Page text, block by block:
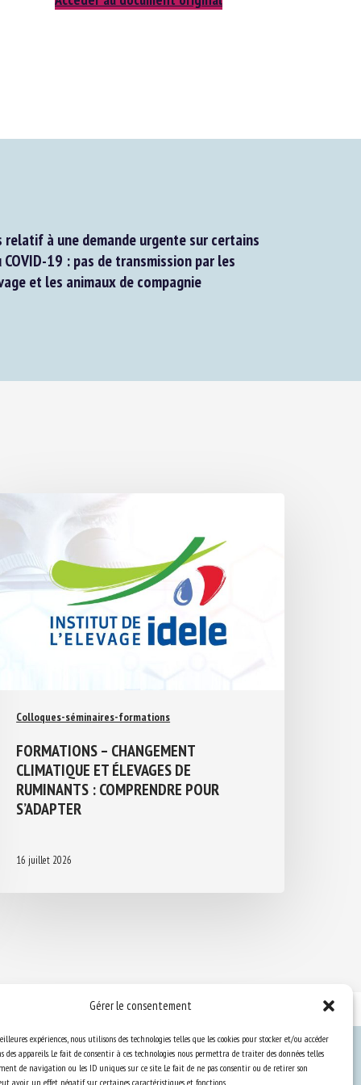
Gérer le consentement
expériences, nous utilisons des technologies telles que les cookies pour stocker et/ou accéder
appareils. Le fait de consentir à ces technologies nous permettra de traiter des données telles
de navigation ou les ID uniques sur ce site. Le fait de ne pas consentir ou de retirer son
avoir un effet négatif sur certaines caractéristiques et fonctions.
relatif à une demande urgente sur certains
19 : pas de transmission par les
et les animaux de compagnie
Colloques-séminaires-formations
FORMATIONS – CHANGEMENT
CLIMATIQUE ET ÉLEVAGES DE
RUMINANTS : COMPRENDRE POUR
S’ADAPTER
16 juillet 2026
Ressources